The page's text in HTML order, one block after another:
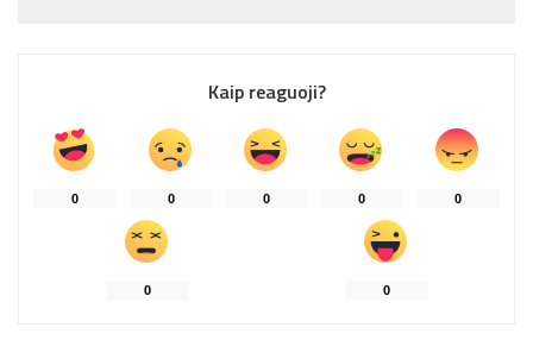
Kaip reaguoji?
0 0 0 0 0
0 0